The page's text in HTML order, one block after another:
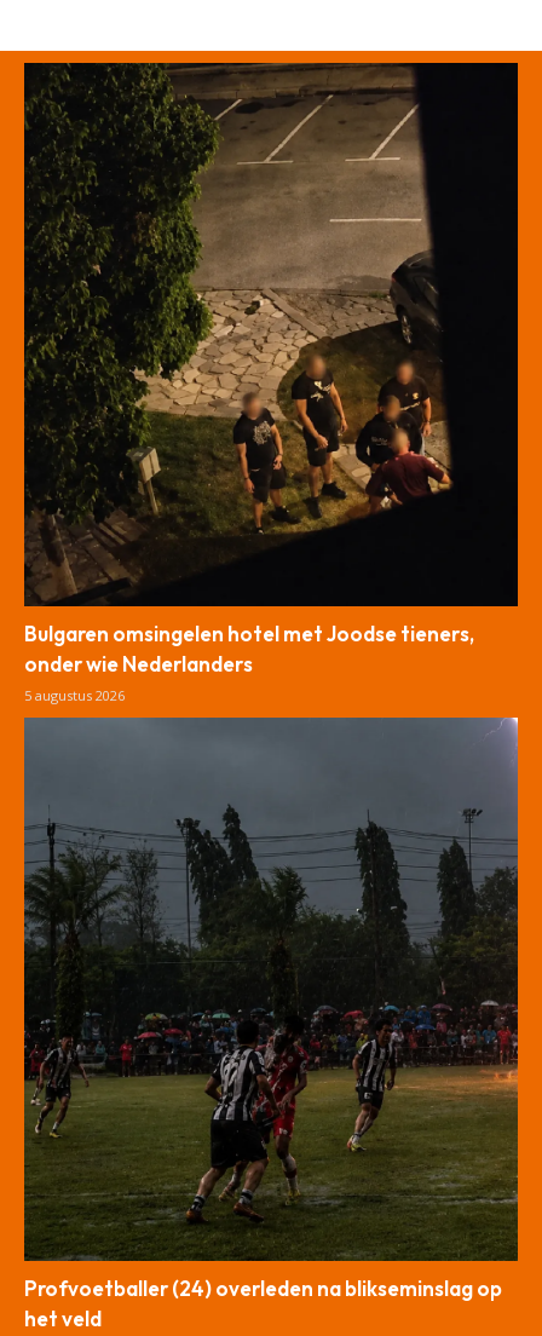
Bulgaren omsingelen hotel met Joodse tieners,
onder wie Nederlanders
5 augustus 2026
Profvoetballer (24) overleden na blikseminslag op
het veld